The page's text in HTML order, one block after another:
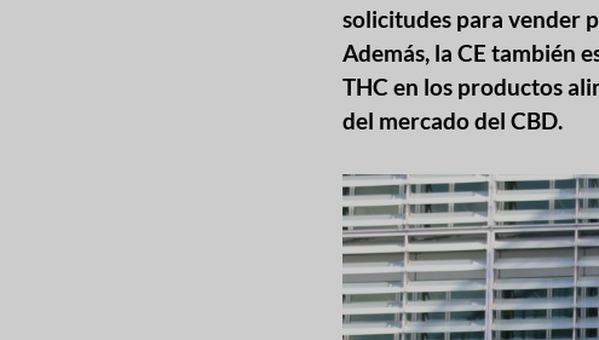
solicitudes para vender
Además, la CE también
THC en los productos
del mercado del CBD.